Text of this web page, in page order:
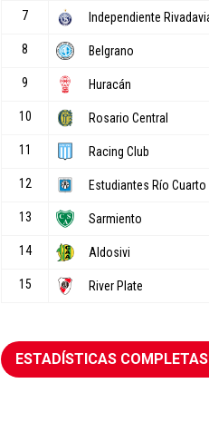
ESTADÍSTICAS COMPLETAS